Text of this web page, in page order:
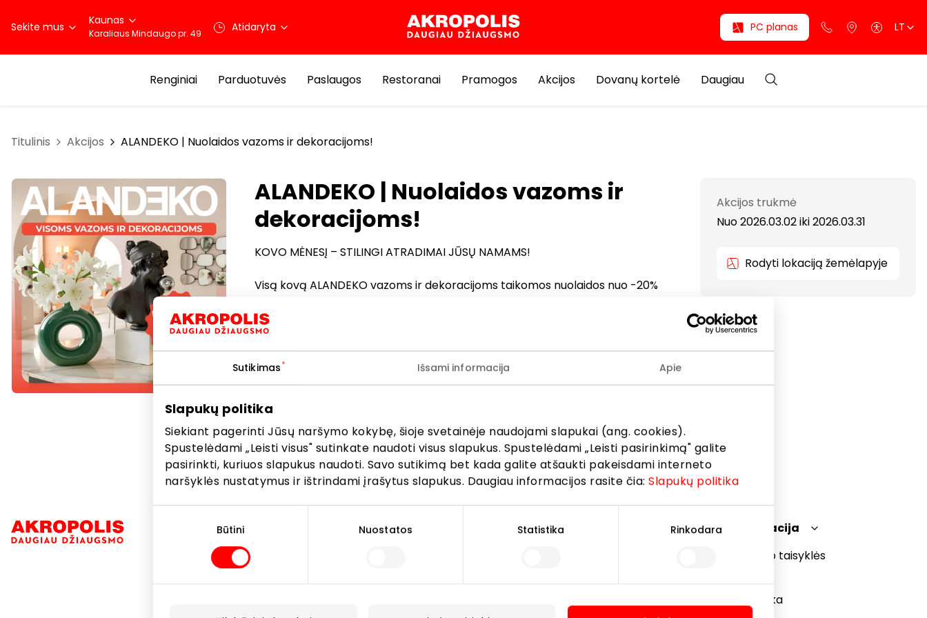
Sutikimas Išsami informacija Apie
Slapukų politika
Siekiant pagerinti Jūsų naršymo kokybę, šioje svetainėje naudojami slapukai (ang. cookies).
Spustelėdami „Leisti visus" sutinkate naudoti visus slapukus. Spustelėdami „Leisti pasirinkimą" galite
pasirinkti, kuriuos slapukus naudoti. Savo sutikimą bet kada galite atšaukti pakeisdami interneto
naršyklės nustatymus ir ištrindami įrašytus slapukus. Daugiau informacijos rasite čia:Slapukų politika
Būtini Nuostatos Statistika Rinkodara
Sekite mus Kaunas
Karaliaus Mindaugo pr. 49 Atidaryta PC planas LT
Renginiai Parduotuvės Paslaugos Restoranai Pramogos Akcijos Dovanų kortelė Daugiau
Titulinis Akcijos ALANDEKO | Nuolaidos vazoms ir dekoracijoms!
ALANDEKO | Nuolaidos vazoms ir
dekoracijoms!
KOVO MĖNESĮ – STILINGI ATRADIMAI JŪSŲ NAMAMS!
Visą kovą ALANDEKO vazoms ir dekoracijoms taikomos nuolaidos nuo -20%
Atnaujinkite interjerą, suteikite namams jaukumo ir pavasarinės nuotaikos
Pasiūlymas galioja 2026.03.01 – 03.31
Nepraleiskite progos atrasti savo naują mėgstamiausią interjero akcentą.
Akcijos trukmė
Nuo 2026.03.02iki2026.03.31
Rodyti lokaciją žemėlapyje
Navigacija
Parduotuvės
Lankytojams
Teisinė informacija
Prekybos centro taisyklės
Privatumo politika